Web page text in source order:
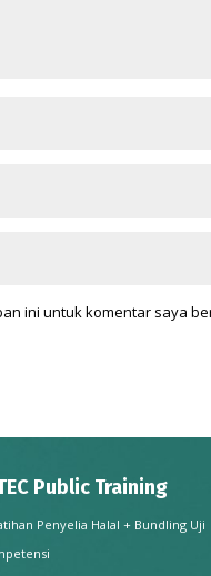
ini untuk komentar saya
Public Training
Penyelia Halal + Bundling Uji